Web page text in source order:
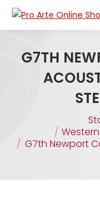
springen
G7TH
Sie befinden sich
G7th Newport